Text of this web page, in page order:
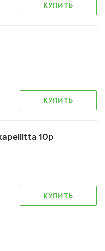
КУПИТЬ
КУПИТЬ
10p
КУПИТЬ